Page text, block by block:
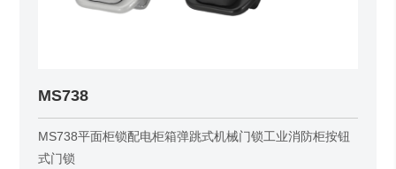
MS738
MS738平面柜锁配电柜箱弹跳式机械门锁工业消防柜按钮
式门锁